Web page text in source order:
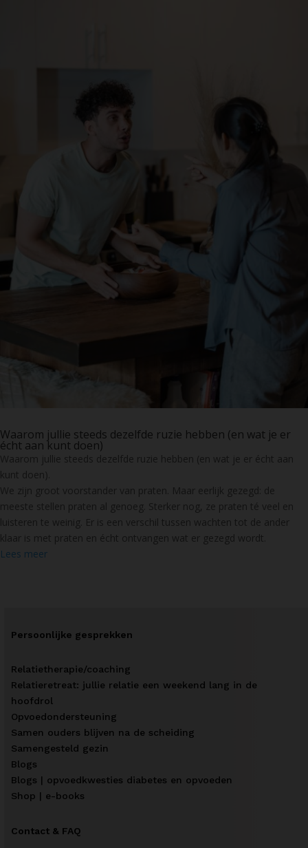
Waarom jullie steeds dezelfde ruzie hebben (en wat je er
écht aan kunt doen)
Waarom jullie steeds dezelfde ruzie hebben (en wat je er écht aan
kunt doen).
We zijn groot voorstander van praten. Maar eerlijk gezegd: de
meeste stellen praten al genoeg. Sterker nog, ze praten té veel en
luisteren te weinig. Er is een verschil tussen wachten tot de ander
klaar is met praten en écht ontvangen wat er gezegd wordt.
Lees meer
Persoonlijke gesprekken
Relatietherapie/coaching
Relatieretreat: jullie relatie een weekend lang in de
hoofdrol
Opvoedondersteuning
Samen ouders blijven na de scheiding
Samengesteld gezin
Blogs
Blogs | opvoedkwesties diabetes en opvoeden
Shop | e-books
Contact & FAQ